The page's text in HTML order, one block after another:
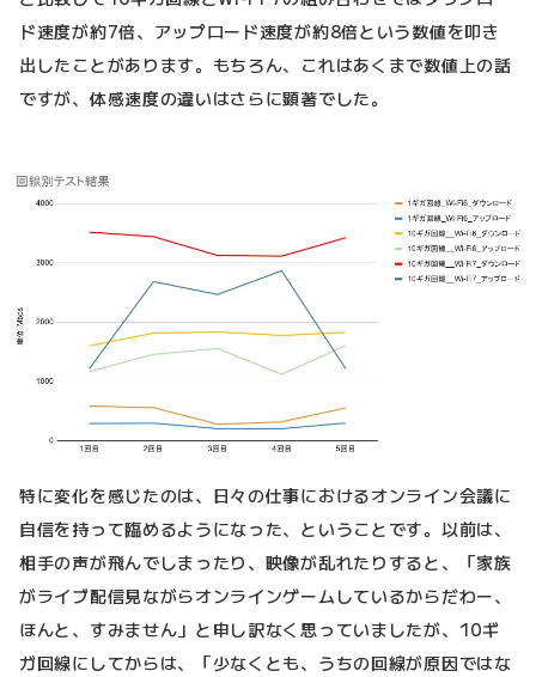
ド速度が約7倍、アップロード速度が約8倍という数値を叩き
出したことがあります。もちろん、これはあくまで数値上の話
ですが、体感速度の違いはさらに顕著でした。
特に変化を感じたのは、日々の仕事におけるオンライン会議に
自信を持って臨めるようになった、ということです。以前は、
相手の声が飛んでしまったり、映像が乱れたりすると、「家族
がライブ配信見ながらオンラインゲームしているからだわー、
ほんと、すみません」と申し訳なく思っていましたが、10ギ
ガ回線にしてからは、「少なくとも、うちの回線が原因ではな